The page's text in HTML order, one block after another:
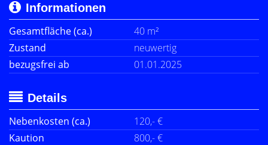
Informationen
Gesamtfläche (ca.)
40 m²
Zustand
neuwertig
bezugsfrei ab
01.01.2025
Details
Nebenkosten (ca.)
120,- €
Kaution
800,- €